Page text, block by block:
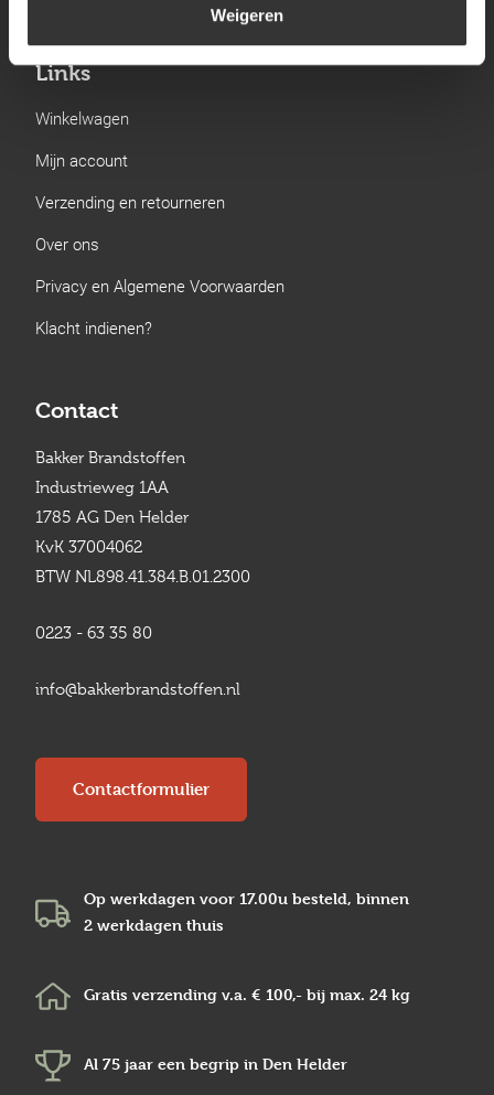
Weigeren
Links
Winkelwagen
Mijn account
Verzending en retourneren
Over ons
Privacy en Algemene Voorwaarden
Klacht indienen?
Contact
Bakker Brandstoffen
Industrieweg 1AA
1785 AG Den Helder
KvK 37004062
BTW NL898.41.384.B.01.2300
0223 - 63 35 80
info@bakkerbrandstoffen.nl
Contactformulier
Op werkdagen voor 17.00u besteld, binnen
2 werkdagen thuis
Gratis verzending v.a. € 100,- bij max. 24 kg
Al 75 jaar een begrip in Den Helder